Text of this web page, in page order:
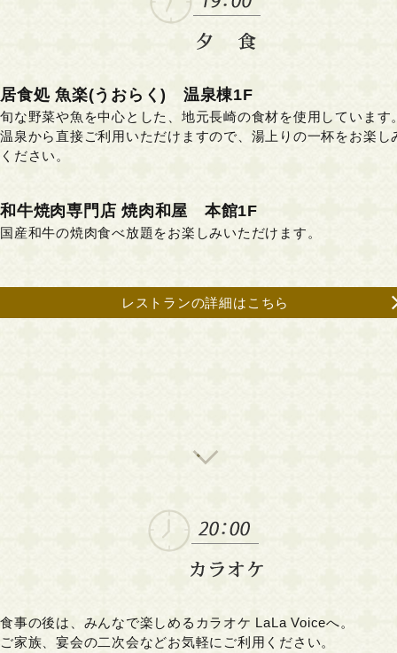
居食処 魚楽(うおらく) 温泉棟1F
旬な野菜や魚を中心とした、地元長崎の食材を使用しています
温泉から直接ご利用いただけますので、湯上りの一杯をお楽し
ください。
和牛焼肉専門店 焼肉和屋 本館1F
国産和牛の焼肉食べ放題をお楽しみいただけます。
レストランの詳細はこちら
食事の後は、みんなで楽しめるカラオケ LaLa Voiceへ。
ご家族、宴会の二次会などお気軽にご利用ください。